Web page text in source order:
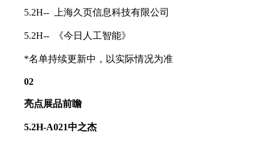
5.2H-- 上海久页信息科技有限公司
5.2H-- 《今日人工智能》
*名单持续更新中，以实际情况为准
02
亮点展品前瞻
5.2H-A021中之杰